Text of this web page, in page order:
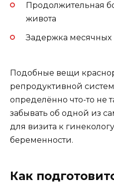
Продолжительная
живота
Задержка месячных
Подобные вещи
репродуктивной
определённо что-то не
забывать об одной из
для визита к
беременности.
Как